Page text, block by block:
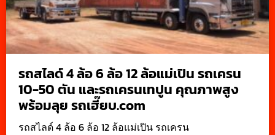
รถสไลด์ 4 ล้อ 6 ล้อ 12 ล้อแม่เปิน รถเครน
10-50 ตัน และรถเครนเทปูน คุณภาพสูง
พร้อมลุย รถเฮี๊ยบ.com
รถสไลด์ 4 ล้อ 6 ล้อ 12 ล้อแม่เปิน รถเครน